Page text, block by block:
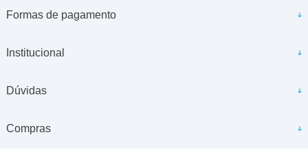
Formas de pagamento
Institucional
Dúvidas
Compras